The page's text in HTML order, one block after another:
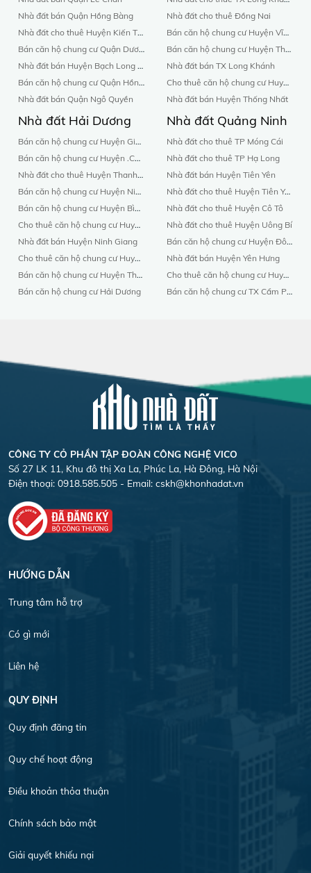
Nhà đất bán Quận Hồng Bàng
Nhà đất cho thuê Huyện Kiến Thụy
Bán căn hộ chung cư Quận Dương Kinh
Nhà đất bán Huyện Bạch Long Vĩ
Bán căn hộ chung cư Quận Hồng Bàng
Nhà đất bán Quận Ngô Quyền
Nhà đất cho thuê Đồng Nai
Bán căn hộ chung cư Huyện Vĩnh Cửu
Bán căn hộ chung cư Huyện Thống Nhất
Nhà đất bán TX Long Khánh
Cho thuê căn hộ chung cư Huyện Thống Nhất
Nhà đất bán Huyện Thống Nhất
Nhà đất Hải Dương
Bán căn hộ chung cư Huyện Gia Lộc
Bán căn hộ chung cư Huyện .Cẩm Giàng
Nhà đất cho thuê Huyện Thanh Hà
Bán căn hộ chung cư Huyện Ninh Giang
Bán căn hộ chung cư Huyện Bình Giang
Cho thuê căn hộ chung cư Huyện Kinh Môn
Nhà đất bán Huyện Ninh Giang
Cho thuê căn hộ chung cư Huyện .Cẩm Giàng
Bán căn hộ chung cư Huyện Thanh Hà
Bán căn hộ chung cư Hải Dương
Nhà đất Quảng Ninh
Nhà đất cho thuê TP Móng Cái
Nhà đất cho thuê TP Hạ Long
Nhà đất bán Huyện Tiên Yên
Nhà đất cho thuê Huyện Tiên Yên
Nhà đất cho thuê Huyện Cô Tô
Nhà đất cho thuê Huyện Uông Bí
Bán căn hộ chung cư Huyện Đông Triều
Nhà đất bán Huyện Yên Hưng
Cho thuê căn hộ chung cư Huyện Yên Hưng
Bán căn hộ chung cư TX Cẩm Phả
CÔNG TY CỎ PHẦN TẬP ĐOÀN CÔNG NGHỆ VICO
Số 27 LK 11, Khu đô thị Xa La, Phúc La, Hà Đông, Hà Nội
Điện thoại: 0918.585.505 - Email: cskh@khonhadat.vn
HƯỚNG DẪN
Trung tâm hỗ trợ
Có gì mới
Liên hệ
QUY ĐỊNH
Quy định đăng tin
Quy chế hoạt động
Điều khoản thỏa thuận
Chính sách bảo mật
Giải quyết khiếu nại